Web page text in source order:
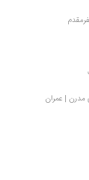
و اما از توسعه تا مردم‌سالاری: دگرگونی‌های آسیای مدرن | عمران